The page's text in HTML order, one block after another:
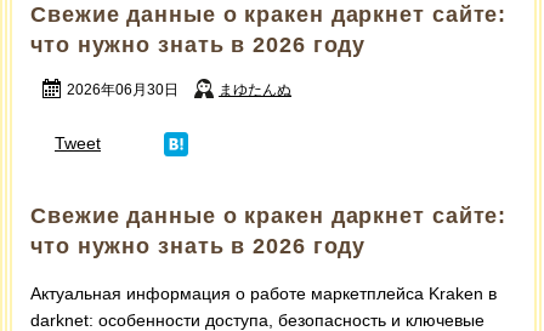
Свежие данные о кракен даркнет сайте:
что нужно знать в 2026 году
2026年06月30日 まゆたんぬ
Tweet
Свежие данные о кракен даркнет сайте:
что нужно знать в 2026 году
Актуальная информация о работе маркетплейса Kraken в
darknet: особенности доступа, безопасность и ключевые